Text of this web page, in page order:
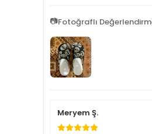
📷Fotoğraflı
Meryem Ş.